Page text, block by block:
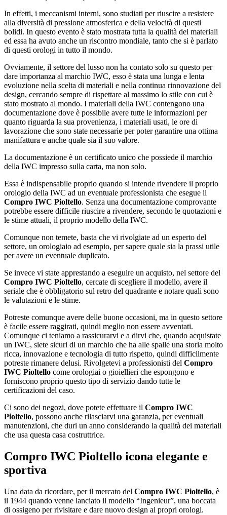
In effetti, i meccanismi interni, sono studiati per riuscire a resistere
alla diversità di pressione atmosferica e della velocità di questi
bolidi. In questo evento è stato mostrata tutta la qualità dei materiali
ed essa ha avuto anche un riscontro mondiale, tanto che si è parlato
di questi orologi in tutto il mondo.
Ovviamente, il settore del lusso non ha contato solo su questo per
dare importanza al marchio IWC, esso è stata una lunga e lenta
evoluzione nella scelta di materiali e nella continua rinnovazione del
design, cercando sempre di rispettare al massimo lo stile con cui è
stato mostrato al mondo. I materiali della IWC contengono una
documentazione dove è possibile avere tutte le informazioni per
quanto riguarda la sua provenienza, i materiali usati, le ore di
lavorazione che sono state necessarie per poter garantire una ottima
manifattura e anche quale sia il suo valore.
La documentazione è un certificato unico che possiede il marchio
della IWC impresso sulla carta, ma non solo.
Essa è indispensabile proprio quando si intende rivendere il proprio
orologio della IWC ad un eventuale professionista che esegue il
Compro IWC Pioltello. Senza una documentazione comprovante
potrebbe essere difficile riuscire a rivendere, secondo le quotazioni e
le stime attuali, il proprio modello della IWC.
Comunque non temete, basta che vi rivolgiate ad un esperto del
settore, un orologiaio ad esempio, per sapere quale sia la prassi utile
per avere un eventuale duplicato.
Se invece vi state apprestando a eseguire un acquisto, nel settore del
Compro IWC Pioltello, cercate di scegliere il modello, avere il
seriale che è obbligatorio sul retro del quadrante e notare quali sono
le valutazioni e le stime.
Potreste comunque avere delle buone occasioni, ma in questo settore
è facile essere raggirati, quindi meglio non essere avventati.
Comunque ci teniamo a rassicurarvi e a dirvi che, quando acquistate
un IWC, siete sicuri di un marchio che ha alle spalle una storia molto
ricca, innovazione e tecnologia di tutto rispetto, quindi difficilmente
potreste rimanere delusi. Rivolgetevi a professionisti del Compro
IWC Pioltello come orologiai o gioiellieri che espongono e
forniscono proprio questo tipo di servizio dando tutte le
certificazioni del caso.
Ci sono dei negozi, dove potete effettuare il Compro IWC
Pioltello, possono anche rilasciarvi una garanzia, per eventuali
manutenzioni, che duri un anno considerando la qualità dei materiali
che usa questa casa costruttrice.
Compro IWC Pioltello icona elegante e
sportiva
Una data da ricordare, per il mercato del Compro IWC Pioltello, è
il 1944 quando venne lanciato il modello “Ingenieur”, una boccata
di ossigeno per rivisitare e dare nuovo design ai propri orologi.